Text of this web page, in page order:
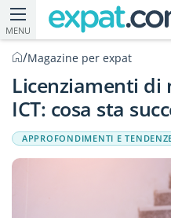
MENU
/Magazine per expat
Licenziamenti di
ICT: cosa sta
APPROFONDIMENTI E